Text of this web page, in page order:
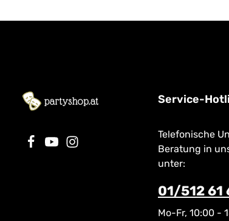
Service-
Telefonische
Beratung in
unter:
01/512 61
Mo-Fr, 10:00 -